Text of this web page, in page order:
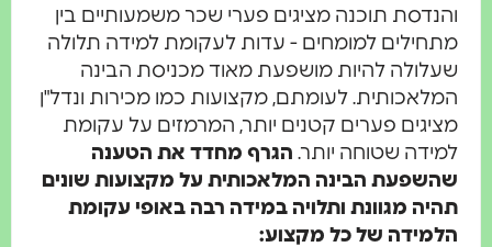
והנדסת תוכנה מציגים פערי שכר משמעותיים בין
מתחילים למומחים - עדות לעקומת למידה תלולה
שעלולה להיות מושפעת מאוד מכניסת הבינה
המלאכותית. לעומתם, מקצועות כמו מכירות ונדל"ן
מציגים פערים קטנים יותר, המרמזים על עקומת
למידה שטוחה יותר.הגרף מחדד את הטענה
שהשפעת הבינה המלאכותית על מקצועות שונים
תהיה מגוונת ותלויה במידה רבה באופי עקומת
הלמידה של כל מקצוע: